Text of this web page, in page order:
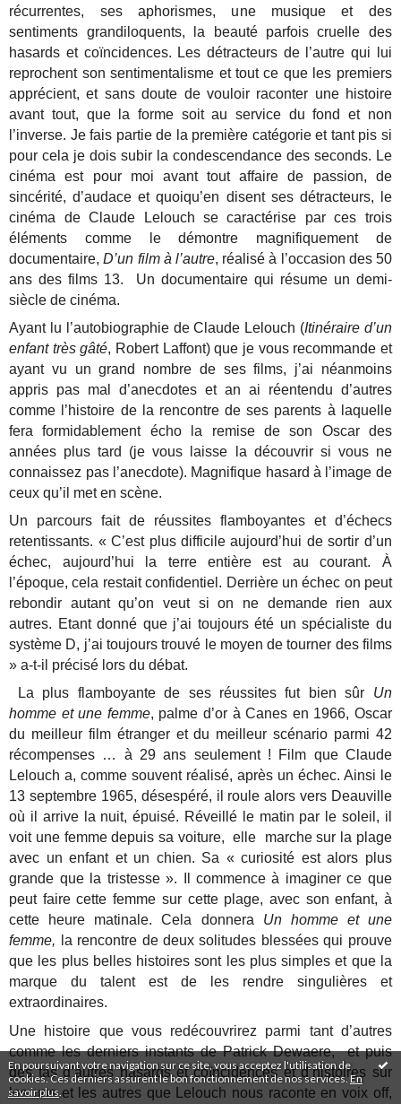
En poursuivant votre navigation sur ce site, vous acceptez l'utilisation de
cookies. Ces derniers assurent le bon fonctionnement de nos services.En
savoir plus
récurrentes, ses aphorismes, une musique et des
sentiments grandiloquents, la beauté parfois cruelle des
hasards et coïncidences. Les détracteurs de l’autre qui lui
reprochent son sentimentalisme et tout ce que les premiers
apprécient, et sans doute de vouloir raconter une histoire
avant tout, que la forme soit au service du fond et non
l’inverse. Je fais partie de la première catégorie et tant pis si
pour cela je dois subir la condescendance des seconds. Le
cinéma est pour moi avant tout affaire de passion, de
sincérité, d’audace et quoiqu’en disent ses détracteurs, le
cinéma de Claude Lelouch se caractérise par ces trois
éléments comme le démontre magnifiquement de
documentaire,D’un film à l’autre, réalisé à l’occasion des 50
ans des films 13. Un documentaire qui résume un demi-
siècle de cinéma.
Ayant lu l’autobiographie de Claude Lelouch (Itinéraire d’un
enfant très gâté, Robert Laffont) que je vous recommande et
ayant vu un grand nombre de ses films, j’ai néanmoins
appris pas mal d’anecdotes et an ai réentendu d’autres
comme l’histoire de la rencontre de ses parents à laquelle
fera formidablement écho la remise de son Oscar des
années plus tard (je vous laisse la découvrir si vous ne
connaissez pas l’anecdote). Magnifique hasard à l’image de
ceux qu’il met en scène.
Un parcours fait de réussites flamboyantes et d’échecs
retentissants. « C’est plus difficile aujourd’hui de sortir d’un
échec, aujourd’hui la terre entière est au courant. À
l’époque, cela restait confidentiel. Derrière un échec on peut
rebondir autant qu’on veut si on ne demande rien aux
autres. Etant donné que j’ai toujours été un spécialiste du
système D, j’ai toujours trouvé le moyen de tourner des films
» a-t-il précisé lors du débat.
La plus flamboyante de ses réussites fut bien sûr Un
homme et une femme, palme d’or à Canes en 1966, Oscar
du meilleur film étranger et du meilleur scénario parmi 42
récompenses … à 29 ans seulement ! Film que Claude
Lelouch a, comme souvent réalisé, après un échec. Ainsi le
13 septembre 1965, désespéré, il roule alors vers Deauville
où il arrive la nuit, épuisé. Réveillé le matin par le soleil, il
voit une femme depuis sa voiture, elle marche sur la plage
avec un enfant et un chien. Sa « curiosité est alors plus
grande que la tristesse ». Il commence à imaginer ce que
peut faire cette femme sur cette plage, avec son enfant, à
cette heure matinale. Cela donnera Un homme et une
femme,
la rencontre de deux solitudes blessées qui prouve
que les plus belles histoires sont les plus simples et que la
marque du talent est de les rendre singulières et
extraordinaires.
Une histoire que vous redécouvrirez parmi tant d’autres
comme les derniers instants de Patrick Dewaere, et puis
des tas d’autres hasards et coïncidences et d’histoires sur
les uns et les autres que Lelouch nous raconte en voix off,